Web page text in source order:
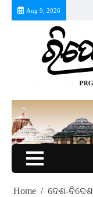
Aug 9, 2026
Home
ଦେଶ-ବିଦେଶ